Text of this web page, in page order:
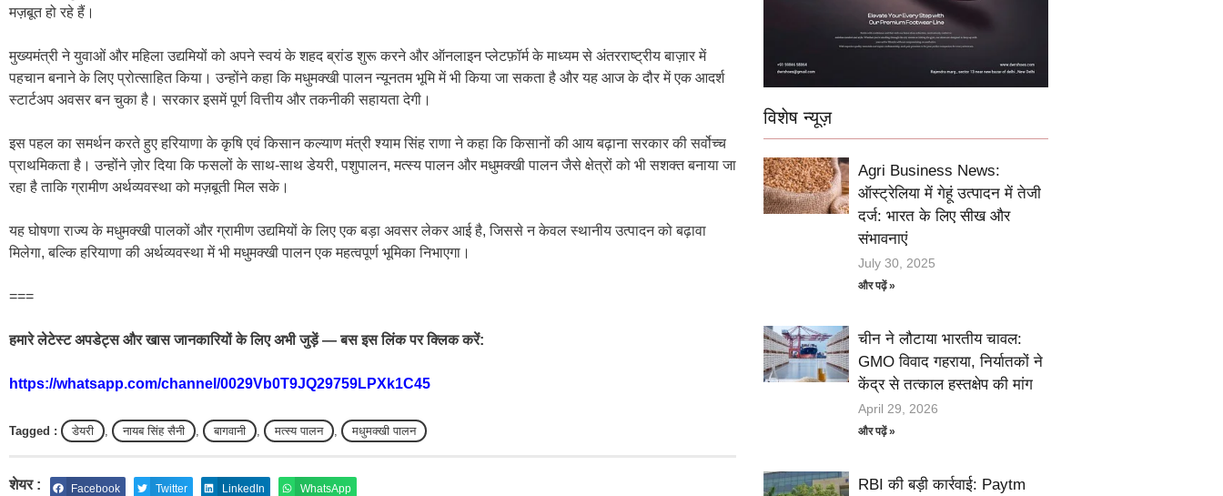
मज़बूत हो रहे हैं।
मुख्यमंत्री ने युवाओं और महिला उद्यमियों को अपने स्वयं के शहद ब्रांड शुरू करने और ऑनलाइन प्लेटफ़ॉर्म के माध्यम से अंतरराष्ट्रीय बाज़ार में
पहचान बनाने के लिए प्रोत्साहित किया। उन्होंने कहा कि मधुमक्खी पालन न्यूनतम भूमि में भी किया जा सकता है और यह आज के दौर में एक आदर्श
स्टार्टअप अवसर बन चुका है। सरकार इसमें पूर्ण वित्तीय और तकनीकी सहायता देगी।
इस पहल का समर्थन करते हुए हरियाणा के कृषि एवं किसान कल्याण मंत्री श्याम सिंह राणा ने कहा कि किसानों की आय बढ़ाना सरकार की सर्वोच्च
प्राथमिकता है। उन्होंने ज़ोर दिया कि फसलों के साथ-साथ डेयरी, पशुपालन, मत्स्य पालन और मधुमक्खी पालन जैसे क्षेत्रों को भी सशक्त बनाया जा
रहा है ताकि ग्रामीण अर्थव्यवस्था को मज़बूती मिल सके।
यह घोषणा राज्य के मधुमक्खी पालकों और ग्रामीण उद्यमियों के लिए एक बड़ा अवसर लेकर आई है, जिससे न केवल स्थानीय उत्पादन को बढ़ावा
मिलेगा, बल्कि हरियाणा की अर्थव्यवस्था में भी मधुमक्खी पालन एक महत्वपूर्ण भूमिका निभाएगा।
===
हमारे लेटेस्ट अपडेट्स और खास जानकारियों के लिए अभी जुड़ें — बस इस लिंक पर क्लिक करें:
https://whatsapp.com/channel/0029Vb0T9JQ29759LPXk1C45
Tagged : डेयरी , नायब सिंह सैनी , बागवानी , मत्स्य पालन , मधुमक्खी पालन
शेयर : Facebook Twitter LinkedIn WhatsApp
विशेष न्यूज़
Agri Business News:
ऑस्ट्रेलिया में गेहूं उत्पादन में तेजी
दर्ज: भारत के लिए सीख और
संभावनाएं
July 30, 2025
और पढ़ें »
चीन ने लौटाया भारतीय चावल:
GMO विवाद गहराया, निर्यातकों ने
केंद्र से तत्काल हस्तक्षेप की मांग
April 29, 2026
और पढ़ें »
RBI की बड़ी कार्रवाई: Paytm